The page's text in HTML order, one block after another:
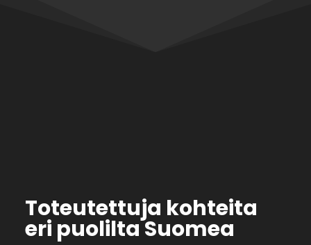
Toteutettuja kohteita
eri puolilta Suomea